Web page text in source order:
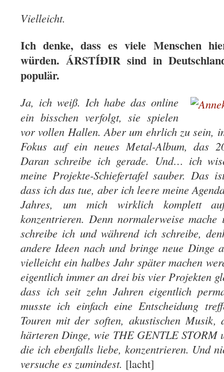
Vielleicht.
Ich denke, dass es viele Menschen
würden. ÁRSTÍÐIR sind in
populär.
Ja, ich weiß. Ich habe das online
ein bisschen verfolgt, sie spielen
vor vollen Hallen. Aber um ehrlich zu sein,
Fokus auf ein neues Metal-Album, das
Daran schreibe ich gerade. Und… ich
meine Projekte-Schiefertafel sauber. Das
dass ich das tue, aber ich leere meine
Jahres, um mich wirklich komplett
konzentrieren. Denn normalerweise mache
schreibe ich und während ich schreibe,
andere Ideen nach und bringe neue Dinge
vielleicht ein halbes Jahr später machen
eigentlich immer an drei bis vier Projekten
dass ich seit zehn Jahren eigentlich
musste ich einfach eine Entscheidung
Touren mit der soften, akustischen
härteren Dinge, wie THE GENTLE STORM
die ich ebenfalls liebe, konzentrieren. Und
versuche es zumindest. [lacht]